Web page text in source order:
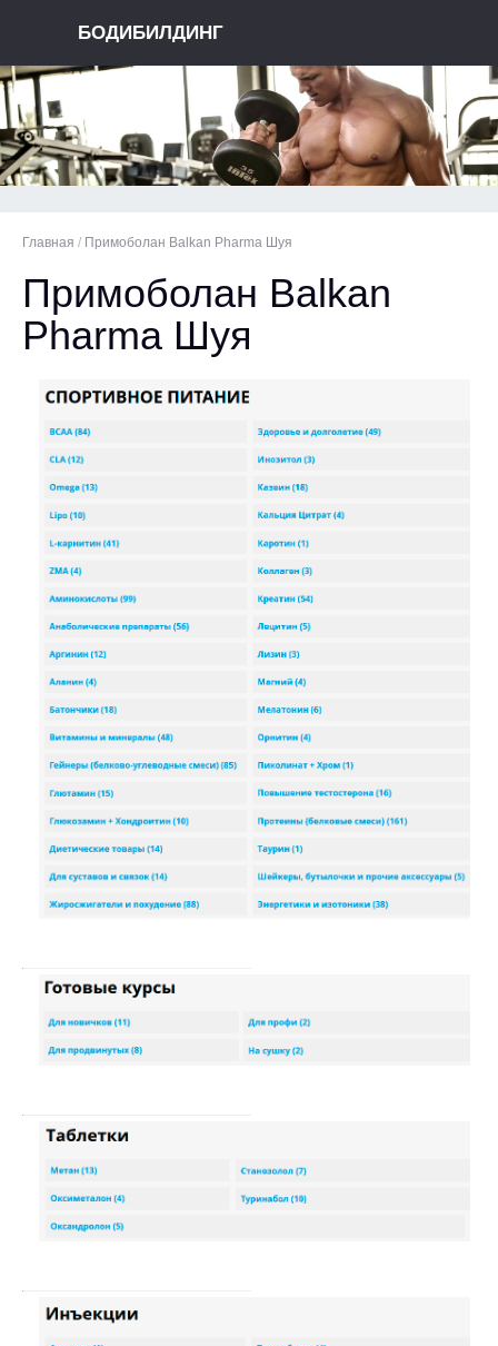
БОДИБИЛДИНГ
Главная / Примоболан Balkan Pharma Шуя
Примоболан Balkan
Pharma Шуя